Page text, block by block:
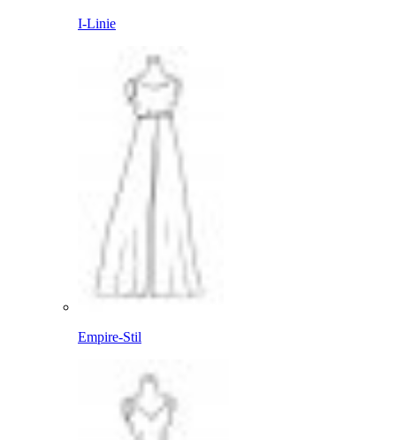
I-Linie
Empire-Stil